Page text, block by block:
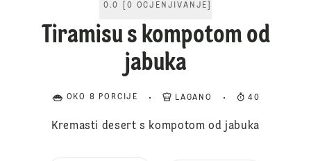
0.0 [0 OCJENJIVANJE
Tiramisu s kompotom od
jabuka
OKO 8 PORCIJE LAGANO 40
Kremasti desert s kompotom od jabuka